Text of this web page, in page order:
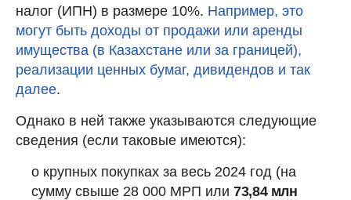
налог (ИПН) в размере 10%. Например, это
могут быть доходы от продажи или аренды
имущества (в Казахстане или за границей),
реализации ценных бумаг, дивидендов и так
далее.
Однако в ней также указываются следующие
сведения (если таковые имеются):
о крупных покупках за весь 2024 год (на
сумму свыше 28 000 МРП или 73,84 млн